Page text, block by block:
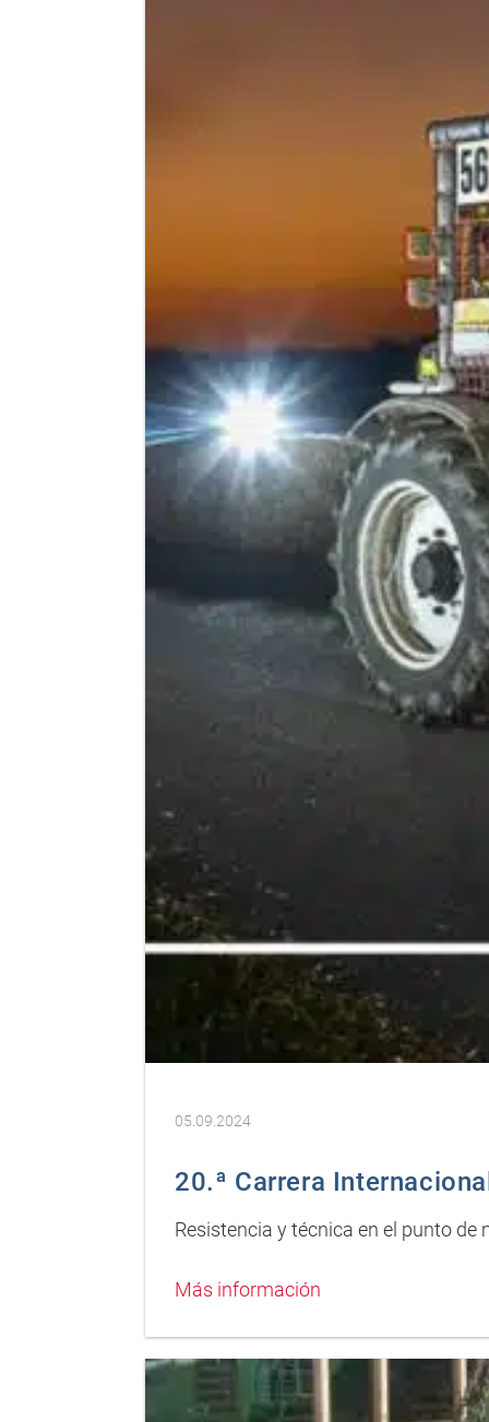
05.09.2024
20.ª Carrera
Resistencia y técnica en el punto
Más información